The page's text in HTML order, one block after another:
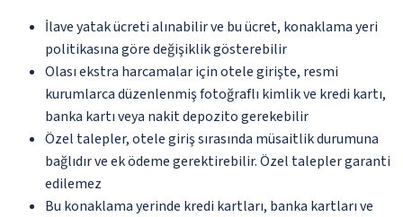
İlave yatak ücreti alınabilir ve bu ücret, konaklama yeri
politikasına göre değişiklik gösterebilir
Olası ekstra harcamalar için otele girişte, resmi
kurumlarca düzenlenmiş fotoğraflı kimlik ve kredi kartı,
banka kartı veya nakit depozito gerekebilir
Özel talepler, otele giriş sırasında müsaitlik durumuna
bağlıdır ve ek ödeme gerektirebilir. Özel talepler garanti
edilemez
Bu konaklama yerinde kredi kartları, banka kartları ve